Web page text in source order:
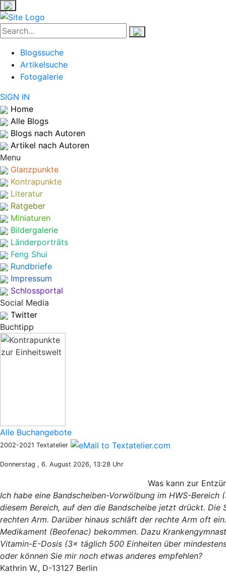
Blogssuche
Artikelsuche
Fotogalerie
SIGN IN
Home
Alle Blogs
Blogs nach Autoren
Artikel nach Autoren
Menu
Glanzpunkte
Kontrapunkte
Literatur
Ratgeber
Miniaturen
Bildergalerie
Länderporträts
Feng Shui
Rundbriefe
Impressum
Schlossportal
Social Media
Twitter
Buchtipp
Alle Buchangebote
2002-2021 Textatelier
Donnerstag , 6. August 2026, 13:28 Uhr
Was kann zur
Ich habe eine Bandscheiben-Vorwölbung im HWS-
diesem Bereich, auf den die Bandscheibe jetzt drückt.
rechten Arm. Darüber hinaus schläft der rechte Arm oft
Medikament (Beofenac) bekommen. Dazu
Vitamin-E-Dosis (3× täglich 500 Einheiten über
oder können Sie mir noch etwas anderes empfehlen?
Kathrin W., D-13127 Berlin